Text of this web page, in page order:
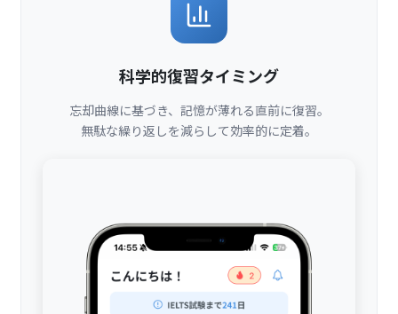
科学的復習タイミング
忘却曲線に基づき、記憶が薄れる直前に復習。
無駄な繰り返しを減らして効率的に定着。